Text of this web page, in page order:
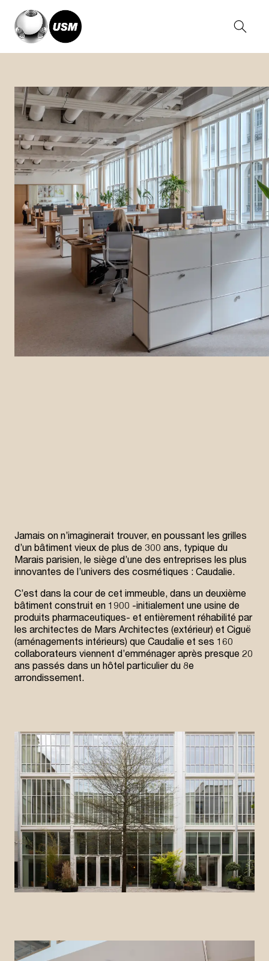
Jamais on n’imaginerait trouver, en poussant les grilles
d’un bâtiment vieux de plus de 300 ans, typique du
Marais parisien, le siège d’une des entreprises les plus
innovantes de l’univers des cosmétiques : Caudalie.
C’est dans la cour de cet immeuble, dans un deuxième
bâtiment construit en 1900 -initialement une usine de
produits pharmaceutiques- et entièrement réhabilité par
les architectes de Mars Architectes (extérieur) et Ciguë
(aménagements intérieurs) que Caudalie et ses 160
collaborateurs viennent d’emménager après presque 20
ans passés dans un hôtel particulier du 8e
arrondissement.